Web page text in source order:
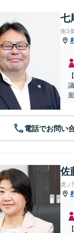
七
南3
電話でお問い
佐
虎ノ